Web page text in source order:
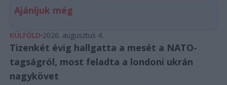
Ajánljuk még
KÜLFÖLD 2026. augusztus 4.
Tizenkét évig hallgatta a mesét a NATO-
tagságról, most feladta a londoni ukrán
nagykövet